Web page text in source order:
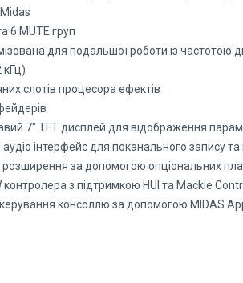
6 MUTE груп
для подальшої роботи із частотою
кГц)
слотів процесора ефектів
7″ TFT дисплей для відображення
інтерфейс для поканального запису
за допомогою опціональних
з підтримкою HUI та Mackie
консоллю за допомогою MIDAS